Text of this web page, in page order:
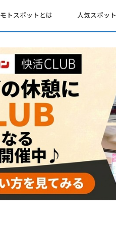
モトスポットとは 人気スポット